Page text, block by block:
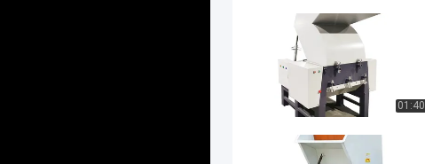
01:40